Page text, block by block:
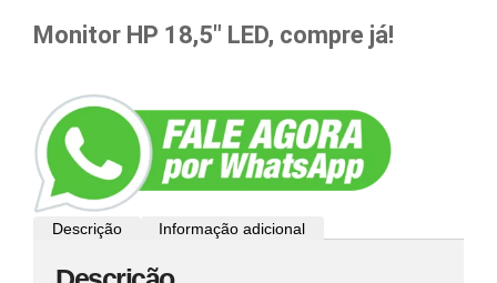
Monitor HP 18,5″ LED, compre já!
Descrição Informação adicional